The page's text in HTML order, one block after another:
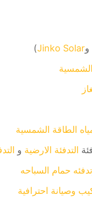
Jinko
)
الطاقة الشمسية
التدفئة الارضيةو التدفئه
حمام السباحه
احترافية